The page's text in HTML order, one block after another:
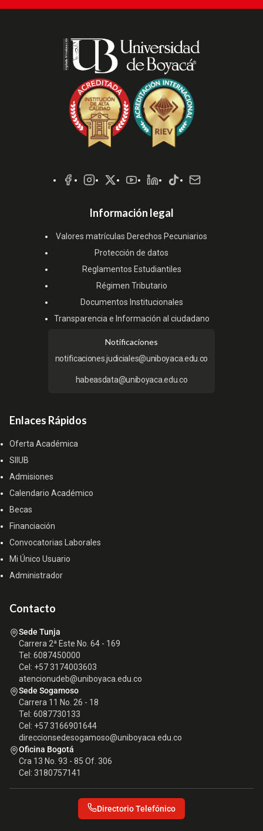
Sociales
Información legal
Valores matrículas Derechos Pecuniarios
Protección de datos
Reglamentos Estudiantiles
Régimen Tributario
Documentos Institucionales
Transparencia e Información al ciudadano
Notificaciones
notificaciones.judiciales@uniboyaca.edu.co
habeasdata@uniboyaca.edu.co
Enlaces Rápidos
Oferta Académica
SIIUB
Admisiones
Calendario Académico
Becas
Financiación
Convocatorias Laborales
Mi Único Usuario
Administrador
Contacto
Sede Tunja
Carrera 2ª Este No. 64 - 169
Tel: 6087450000
Cel: +57 3174003603
atencionudeb@uniboyaca.edu.co
Sede Sogamoso
Carrera 11 No. 26 - 18
Tel: 6087730133
Cel: +57 3166901644
direccionsedesogamoso@uniboyaca.edu.co
Oficina Bogotá
Cra 13 No. 93 - 85 Of. 306
Cel: 3180757141
Directorio Telefónico